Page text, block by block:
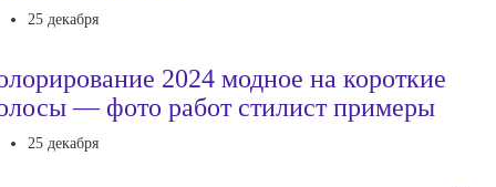
25 декабря
2024 модное на короткие
— фото работ стилист примеры
25 декабря